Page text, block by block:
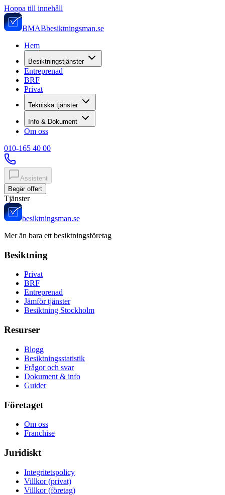
Hoppa till innehåll
BMABbesiktningsman.se
Hem
Besiktningstjänster
Entreprenad
BRF
Privat
Tekniska tjänster
Info & Dokument
Om oss
010-165 40 00
Assistent
Begär offert
Tjänster
besiktningsman.se
Mer än bara ett besiktningsföretag
Besiktning
Privat
BRF
Entreprenad
Jämför tjänster
Besiktning Stockholm
Resurser
Blogg
Besiktningsstatistik
Frågor och svar
Dokument & info
Guider
Företaget
Om oss
Franchise
Juridiskt
Integritetspolicy
Villkor (privat)
Villkor (företag)